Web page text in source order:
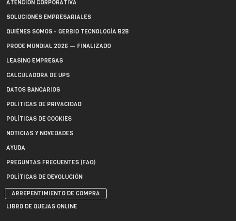
ATENCIÓN CORPORATIVA
SOLUCIONES EMPRESARIALES
QUIÉNES SOMOS - GERBIO TECNOLOGÍA B2B
PRODE MUNDIAL 2026 — FINALIZADO
LEASING EMPRESAS
CALCULADORA DE UPS
DATOS BANCARIOS
POLÍTICAS DE PRIVACIDAD
POLÍTICAS DE COOKIES
NOTICIAS Y NOVEDADES
AYUDA
PREGUNTAS FRECUENTES (FAQ)
POLÍTICAS DE DEVOLUCIÓN
ARREPENTIMIENTO DE COMPRA
LIBRO DE QUEJAS ONLINE